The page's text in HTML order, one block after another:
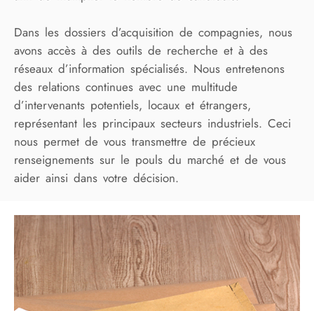
Dans les dossiers d’acquisition de compagnies, nous
avons accès à des outils de recherche et à des
réseaux d’information spécialisés. Nous entretenons
des relations continues avec une multitude
d’intervenants potentiels, locaux et étrangers,
représentant les principaux secteurs industriels. Ceci
nous permet de vous transmettre de précieux
renseignements sur le pouls du marché et de vous
aider ainsi dans votre décision.